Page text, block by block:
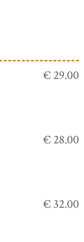
€ 29.00
€ 28.00
€ 32.00